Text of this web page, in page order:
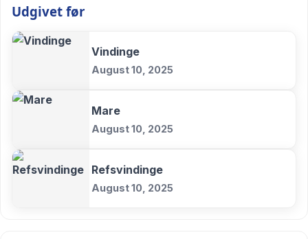
Udgivet før
Vindinge
August 10, 2025
Mare
August 10, 2025
Refsvindinge
August 10, 2025